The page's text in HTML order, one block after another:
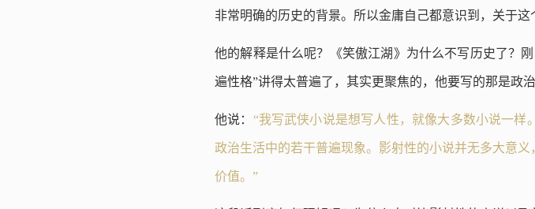
非常明确的历史的背景。所以金庸自己都意识到，关于这
他的解释是什么呢？《笑傲江湖》为什么不写历史了？
遍性格”讲得太普遍了，其实更聚焦的，他要写的那是政
他说： “我写武侠小说是想写人性，就像大多数小说一
政治生活中的若干普遍现象。影射性的小说并无多大意
价值。”